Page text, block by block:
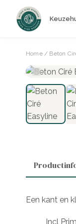
Home/ Beton
Een kant en
Incl